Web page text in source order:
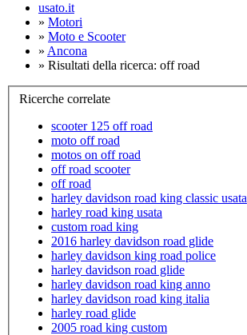
usato.it
» Motori
» Moto e Scooter
» Ancona
» Risultati della ricerca: off road
Ricerche correlate
scooter 125 off road
moto off road
motos on off road
off road scooter
off road
harley davidson road king classic usata
harley road king usata
custom road king
2016 harley davidson road glide
harley davidson king road police
harley davidson road glide
harley davidson road king anno
harley davidson road king italia
harley road glide
2005 road king custom